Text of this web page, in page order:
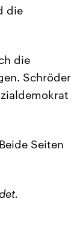
die
die
Schröder
Seiten